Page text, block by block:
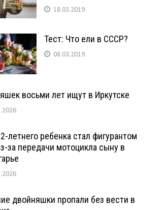
18.03.2019
Тест: Что ели в СССР?
08.03.2019
восьми лет ищут в Иркутске
летнего ребенка стал фигурантом
за передачи мотоцикла сыну в
двойняшки пропали без вести в